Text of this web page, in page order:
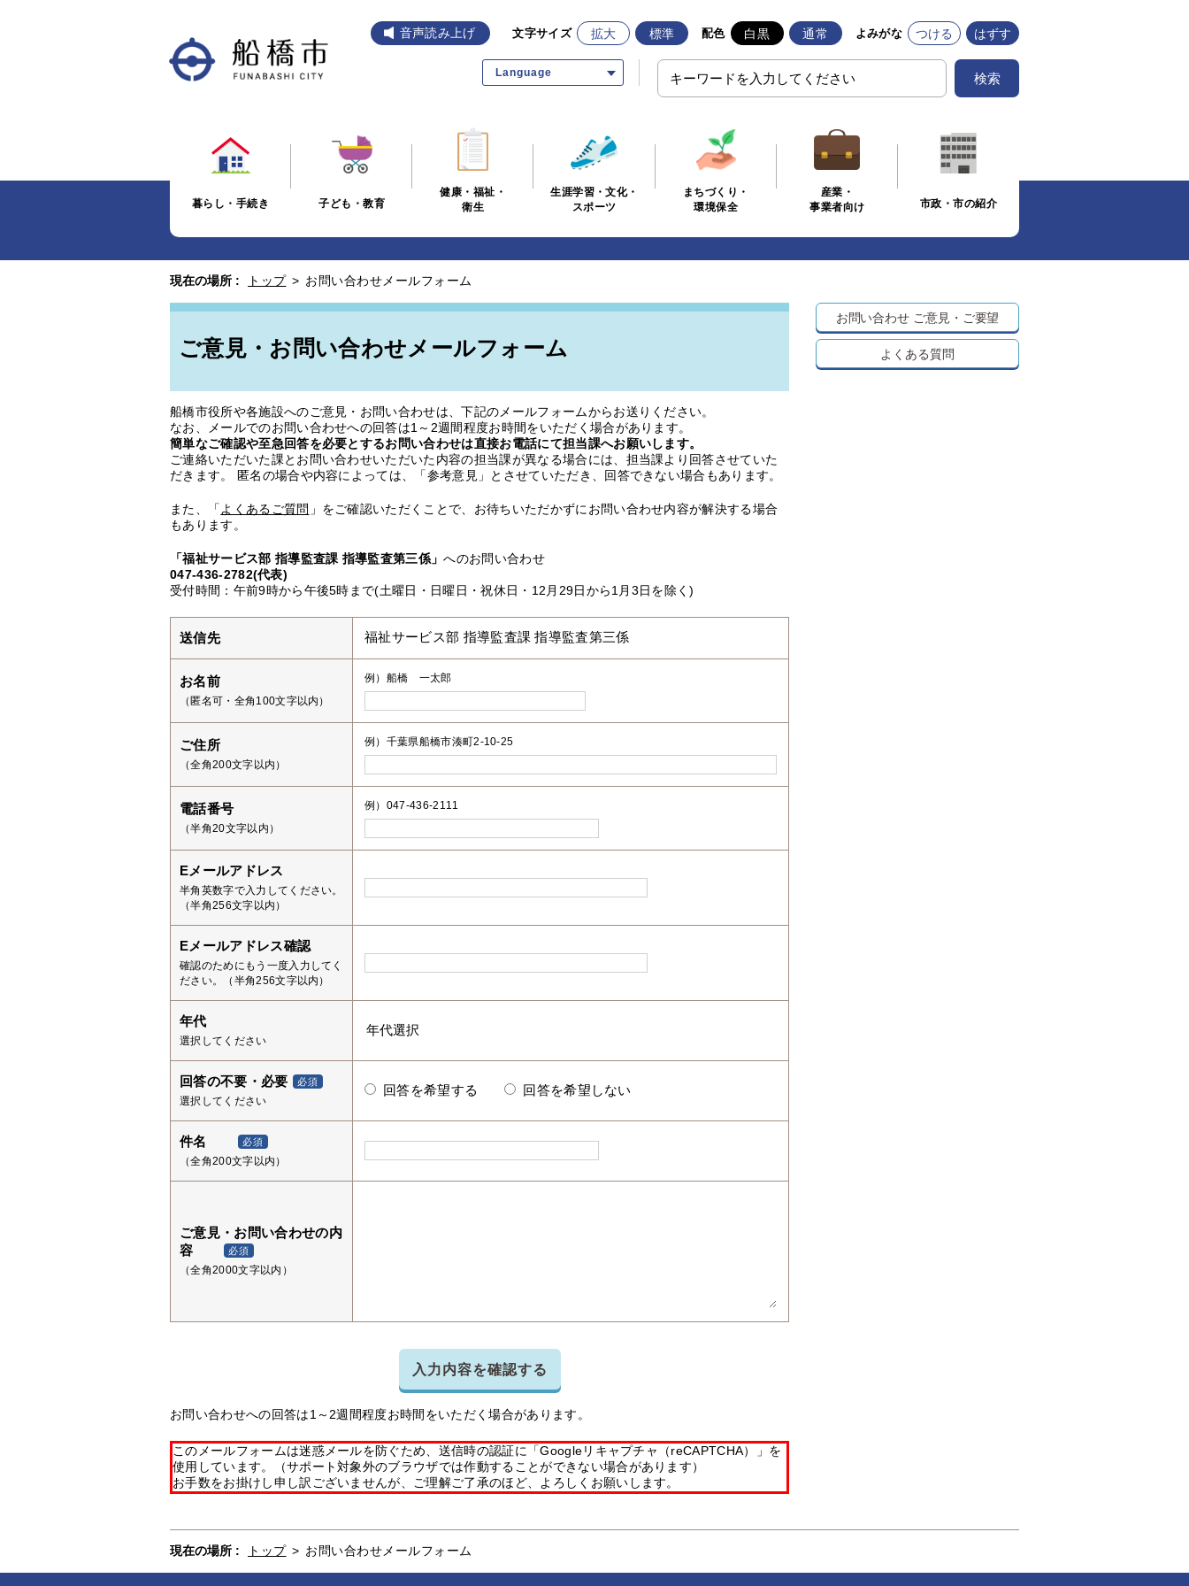
音声読み上げ 文字サイズ 拡大 標準 配色 白黒 通常 よみがな つける はずす
Language 検索
暮らし・手続き 子ども・教育
健康・福祉・
衛生
生涯学習・文化・
スポーツ
まちづくり・
環境保全
産業・
事業者向け
市政・市の紹介
現在の場所 : トップ > お問い合わせメールフォーム
ご意見・お問い合わせメールフォーム
船橋市役所や各施設へのご意見・お問い合わせは、下記のメールフォームからお送りください。
なお、メールでのお問い合わせへの回答は1～2週間程度お時間をいただく場合があります。
簡単なご確認や至急回答を必要とするお問い合わせは直接お電話にて担当課へお願いします。
ご連絡いただいた課とお問い合わせいただいた内容の担当課が異なる場合には、担当課より回答させていた
だきます。 匿名の場合や内容によっては、「参考意見」とさせていただき、回答できない場合もあります。
また、「 よくあるご質問 」をご確認いただくことで、お待ちいただかずにお問い合わせ内容が解決する場合
もあります。
「福祉サービス部 指導監査課 指導監査第三係」へのお問い合わせ
047-436-2782(代表)
受付時間：午前9時から午後5時まで(土曜日・日曜日・祝休日・12月29日から1月3日を除く)
送信先 福祉サービス部 指導監査課 指導監査第三係
お名前
（匿名可・全角100文字以内）
例）船橋 一太郎
ご住所
（全角200文字以内）
例）千葉県船橋市湊町2-10-25
電話番号
（半角20文字以内）
例）047-436-2111
Eメールアドレス
半角英数字で入力してください。
（半角256文字以内）
Eメールアドレス確認
確認のためにもう一度入力してく
ださい。（半角256文字以内）
年代
選択してください
回答の不要・必要 必須
選択してください
回答を希望する 回答を希望しない
件名 必須
（全角200文字以内）
ご意見・お問い合わせの内
容
必須
（全角2000文字以内）
入力内容を確認する
お問い合わせへの回答は1～2週間程度お時間をいただく場合があります。
このメールフォームは迷惑メールを防ぐため、送信時の認証に「Googleリキャプチャ（reCAPTCHA）」を
使用しています。（サポート対象外のブラウザでは作動することができない場合があります）
お手数をお掛けし申し訳ございませんが、ご理解ご了承のほど、よろしくお願いします。
お問い合わせ ご意見・ご要望
よくある質問
現在の場所 : トップ > お問い合わせメールフォーム